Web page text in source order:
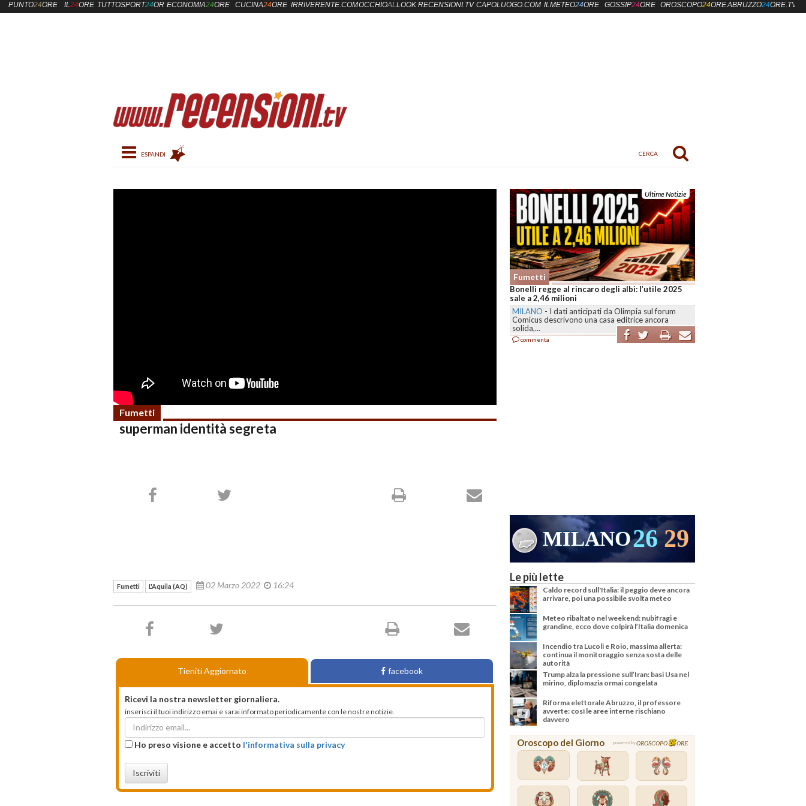
Toggle navigation
Fumetti
superman identità segreta
Ultime Notizie
Fumetti
Bonelli regge al rincaro degli albi: l’utile 2025
sale a 2,46 milioni
MILANO - I dati anticipati da Olimpia sul forum
Comicus descrivono una casa editrice ancora
solida,...
commenta
MILANO26 29
Fumetti L'Aquila (AQ) 02 Marzo 2022 16:24
Tieniti Aggiornato facebook
Ricevi la nostra newsletter giornaliera.
inserisci il tuoi indirizzo emai e sarai informato periodicamente con le nostre notizie.
Ho preso visione e accetto l'informativa sulla privacy
Iscriviti
Le più lette
Caldo record sull'Italia: il peggio deve ancora
arrivare, poi una possibile svolta meteo
Meteo ribaltato nel weekend: nubifragi e
grandine, ecco dove colpirà l’Italia domenica
Incendio tra Lucoli e Roio, massima allerta:
continua il monitoraggio senza sosta delle
autorità
Trump alza la pressione sull’Iran: basi Usa nel
mirino, diplomazia ormai congelata
Riforma elettorale Abruzzo, il professore
avverte: così le aree interne rischiano
davvero
Oroscopo del Giorno powered byOROSCOPO ORE
PUNTO24ORE IL24ORE TUTTOSPORT24OREECONOMIA24ORE CUCINA24ORE IRRIVERENTE.COMOCCHIOALLOOK RECENSIONI.TV CAPOLUOGO.COM ILMETEO24ORE GOSSIP24ORE OROSCOPO24OREABRUZZO24ORE.TV